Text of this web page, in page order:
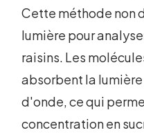
Cette méthode non
lumière pour
raisins. Les
absorbent la
d'onde, ce qui
concentration en